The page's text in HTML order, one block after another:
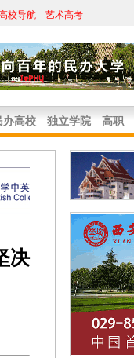
校导航 艺术高考
办高校 独立学院 高职
决